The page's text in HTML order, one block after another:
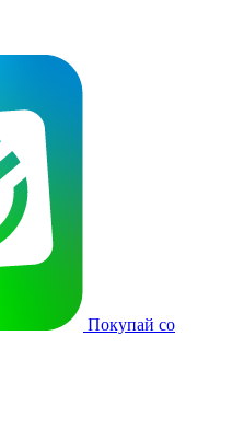
Покупай со